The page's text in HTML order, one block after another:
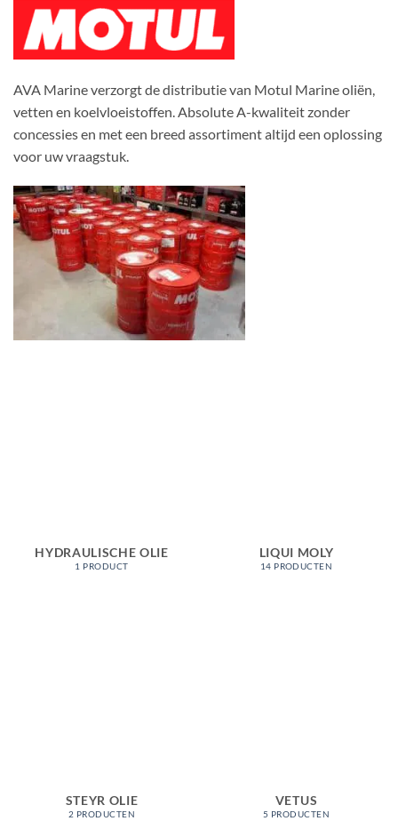
AVA Marine verzorgt de distributie van Motul Marine oliën,
vetten en koelvloeistoffen. Absolute A-kwaliteit zonder
concessies en met een breed assortiment altijd een oplossing
voor uw vraagstuk.
HYDRAULISCHE OLIE
1 PRODUCT
LIQUI MOLY
14 PRODUCTEN
STEYR OLIE
2 PRODUCTEN
VETUS
5 PRODUCTEN